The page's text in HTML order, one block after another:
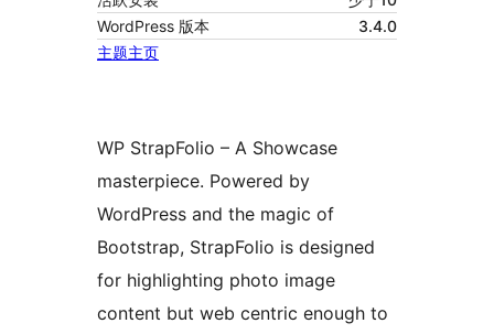
WordPress 版本
3.4.0
主题主页
WP StrapFolio – A Showcase
masterpiece. Powered by
WordPress and the magic of
Bootstrap, StrapFolio is designed
for highlighting photo image
content but web centric enough to